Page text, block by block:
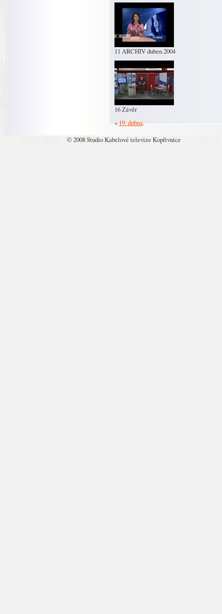
11 ARCHIV duben 2004
16 Závěr
« 19. dubna.
© 2008 Studio Kabelové televize Kopřivnice